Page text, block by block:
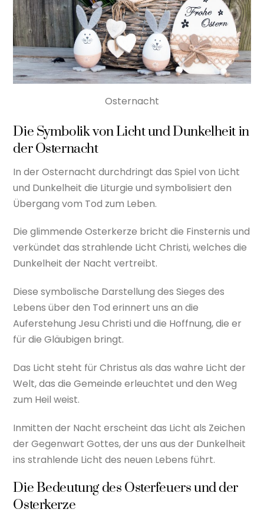
Osternacht
Die Symbolik von Licht und Dunkelheit in
der Osternacht
In der Osternacht durchdringt das Spiel von Licht
und Dunkelheit die Liturgie und symbolisiert den
Übergang vom Tod zum Leben.
Die glimmende Osterkerze bricht die Finsternis und
verkündet das strahlende Licht Christi, welches die
Dunkelheit der Nacht vertreibt.
Diese symbolische Darstellung des Sieges des
Lebens über den Tod erinnert uns an die
Auferstehung Jesu Christi und die Hoffnung, die er
für die Gläubigen bringt.
Das Licht steht für Christus als das wahre Licht der
Welt, das die Gemeinde erleuchtet und den Weg
zum Heil weist.
Inmitten der Nacht erscheint das Licht als Zeichen
der Gegenwart Gottes, der uns aus der Dunkelheit
ins strahlende Licht des neuen Lebens führt.
Die Bedeutung des Osterfeuers und der
Osterkerze